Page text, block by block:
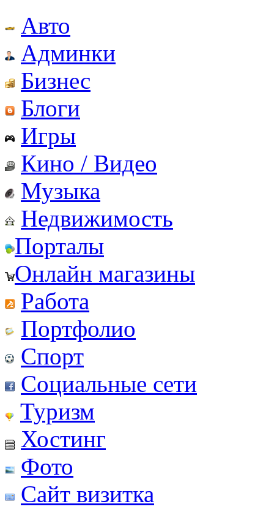
Авто
Админки
Бизнес
Блоги
Игры
Кино / Видео
Музыка
Недвижимость
Порталы
Онлайн магазины
Работа
Портфолио
Спорт
Социальные сети
Туризм
Хостинг
Фото
Сайт визитка